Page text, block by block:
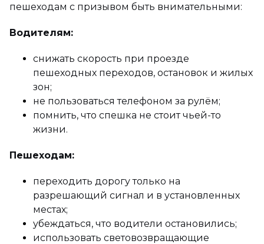
пешеходам с призывом быть внимательными:
Водителям:
снижать скорость при проезде
пешеходных переходов, остановок и жилых
зон;
не пользоваться телефоном за рулём;
помнить, что спешка не стоит чьей-то
жизни.
Пешеходам:
переходить дорогу только на
разрешающий сигнал и в установленных
местах;
убеждаться, что водители остановились;
использовать световозвращающие